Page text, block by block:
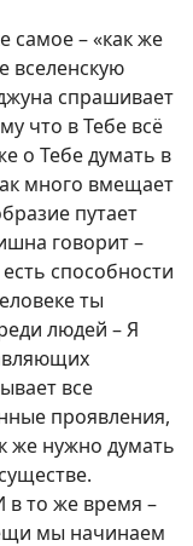
самое – «как же
вселенскую
спрашивает
что в Тебе всё
о Тебе думать в
много вмещает
путает
говорит –
способности
ты
людей – Я
все
проявления,
же нужно думать
в то же время –
мы начинаем